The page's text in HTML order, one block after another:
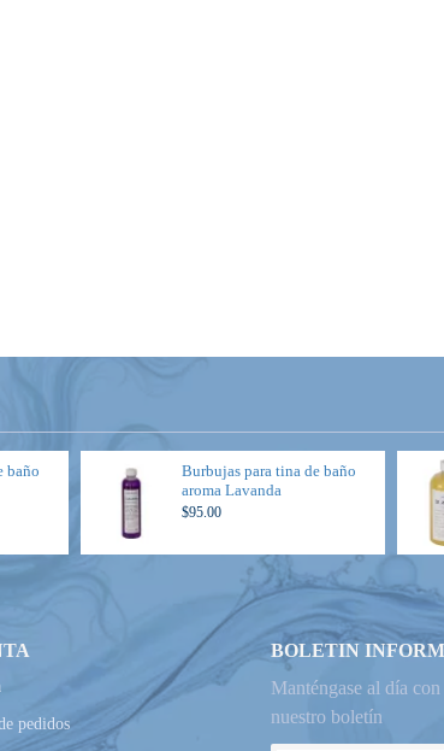
baño
Burbujas para tina de baño
aroma Lavanda
$95.00
pedidos
BOLETIN
Manténgase al día
nuestro boletín